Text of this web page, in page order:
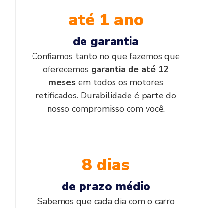
até 1 ano
de garantia
Confiamos tanto no que fazemos que
oferecemos garantia de até 12
meses em todos os motores
retificados. Durabilidade é parte do
nosso compromisso com você.
8 dias
de prazo médio
Sabemos que cada dia com o carro